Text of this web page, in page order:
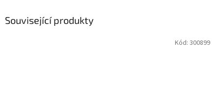
Související produkty
Kód: 300899